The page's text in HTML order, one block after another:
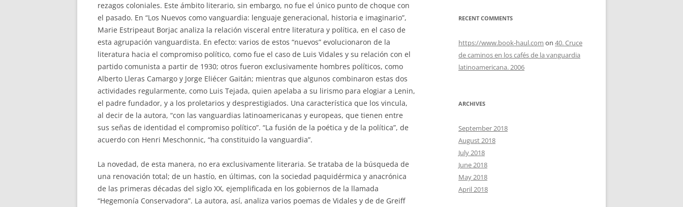
rezagos coloniales. Este ámbito literario, sin embargo, no fue el único punto de choque con
el pasado. En “Los Nuevos como vanguardia: lenguaje generacional, historia e imaginario”,
Marie Estripeaut Borjac analiza la relación visceral entre literatura y política, en el caso de
esta agrupación vanguardista. En efecto: varios de estos “nuevos” evolucionaron de la
literatura hacia el compromiso político, como fue el caso de Luis Vidales y su relación con el
partido comunista a partir de 1930; otros fueron exclusivamente hombres políticos, como
Alberto Lleras Camargo y Jorge Eliécer Gaitán; mientras que algunos combinaron estas dos
actividades regularmente, como Luis Tejada, quien apelaba a su lirismo para elogiar a Lenin,
el padre fundador, y a los proletarios y desprestigiados. Una característica que los vincula,
al decir de la autora, “con las vanguardias latinoamericanas y europeas, que tienen entre
sus señas de identidad el compromiso político”. “La fusión de la poética y de la política”, de
acuerdo con Henri Meschonnic, “ha constituido la vanguardia”.
La novedad, de esta manera, no era exclusivamente literaria. Se trataba de la búsqueda de
una renovación total; de un hastío, en últimas, con la sociedad paquidérmica y anacrónica
de las primeras décadas del siglo XX, ejemplificada en los gobiernos de la llamada
“Hegemonía Conservadora”. La autora, así, analiza varios poemas de Vidales y de de Greiff
RECENT COMMENTS
https://www.book-haul.com on 40. Cruce
de caminos en los cafés de la vanguardia
latinoamericana. 2006
ARCHIVES
September 2018
August 2018
July 2018
June 2018
May 2018
April 2018